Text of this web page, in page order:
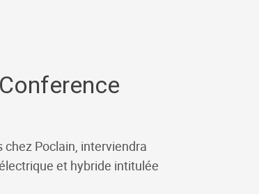
chez Poclain, interviendra
et hybride intitulée